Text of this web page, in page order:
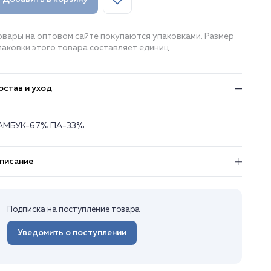
на оптовом сайте покупаются упаковками. Размер
этого товара составляет единиц
и уход
67% ПА-33%
Подписка на поступление товара
Уведомить о поступлении